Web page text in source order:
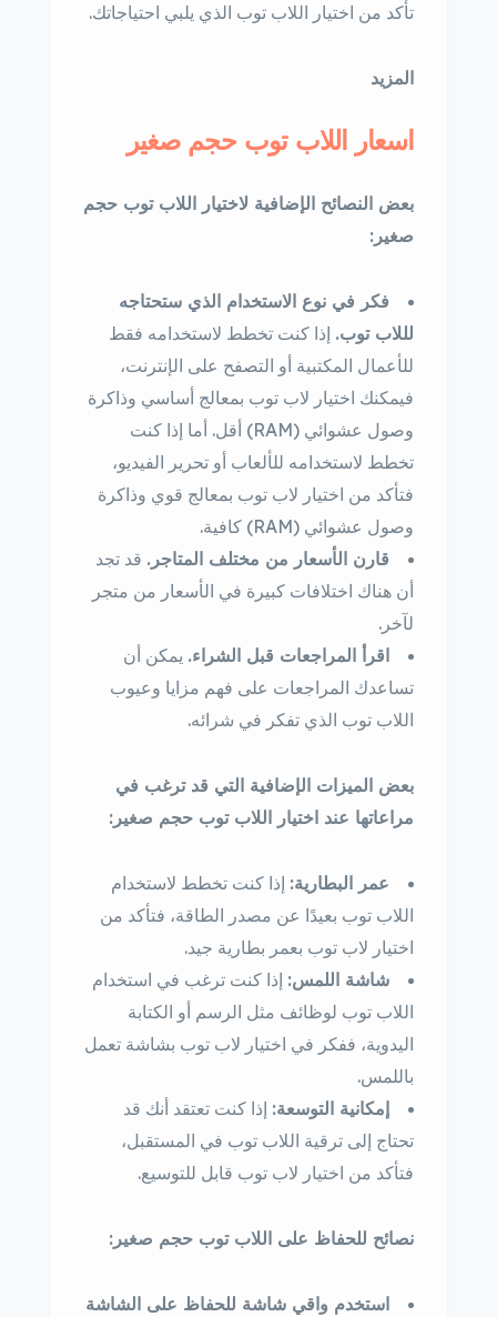
تأكد من اختيار اللاب توب الذي يلبي احتياجاتك.
المزيد
اسعار اللاب توب حجم صغير
بعض النصائح الإضافية لاختيار اللاب توب حجم
صغير:
فكر في نوع الاستخدام الذي ستحتاجه
لللاب توب. إذا كنت تخطط لاستخدامه فقط
للأعمال المكتبية أو التصفح على الإنترنت،
فيمكنك اختيار لاب توب بمعالج أساسي وذاكرة
وصول عشوائي (RAM) أقل. أما إذا كنت
تخطط لاستخدامه للألعاب أو تحرير الفيديو،
فتأكد من اختيار لاب توب بمعالج قوي وذاكرة
وصول عشوائي (RAM) كافية.
قارن الأسعار من مختلف المتاجر. قد تجد
أن هناك اختلافات كبيرة في الأسعار من متجر
لآخر.
اقرأ المراجعات قبل الشراء. يمكن أن
تساعدك المراجعات على فهم مزايا وعيوب
اللاب توب الذي تفكر في شرائه.
بعض الميزات الإضافية التي قد ترغب في
مراعاتها عند اختيار اللاب توب حجم صغير:
عمر البطارية: إذا كنت تخطط لاستخدام
اللاب توب بعيدًا عن مصدر الطاقة، فتأكد من
اختيار لاب توب بعمر بطارية جيد.
شاشة اللمس: إذا كنت ترغب في استخدام
اللاب توب لوظائف مثل الرسم أو الكتابة
اليدوية، ففكر في اختيار لاب توب بشاشة تعمل
باللمس.
إمكانية التوسعة: إذا كنت تعتقد أنك قد
تحتاج إلى ترقية اللاب توب في المستقبل،
فتأكد من اختيار لاب توب قابل للتوسيع.
نصائح للحفاظ على اللاب توب حجم صغير:
استخدم واقي شاشة للحفاظ على الشاشة